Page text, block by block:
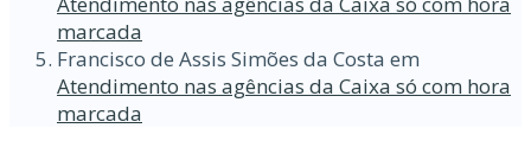
marcada
Francisco de Assis Simões da Costa em
Atendimento nas agências da Caixa só com hora
marcada